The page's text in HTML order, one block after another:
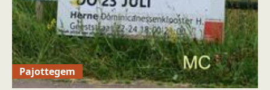
Pajottegem